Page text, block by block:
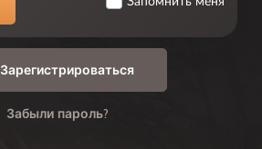
Зарегистрироваться
Забыли пароль?